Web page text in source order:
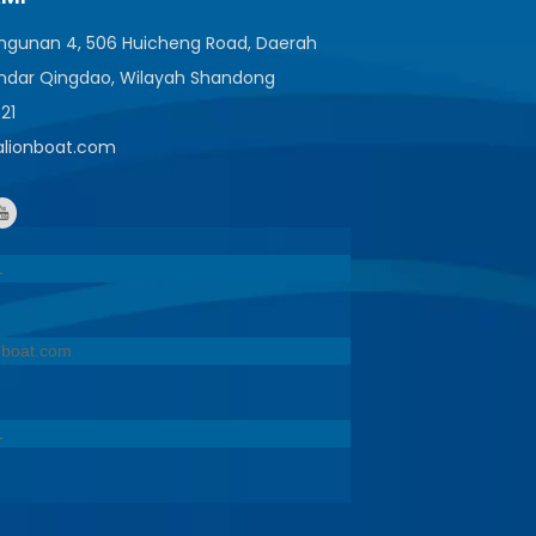
4, 506 Huicheng Road, Daerah
Qingdao, Wilayah Shandong